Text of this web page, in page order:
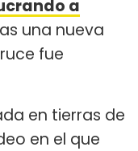
a
una nueva
fue
en tierras de
en el que